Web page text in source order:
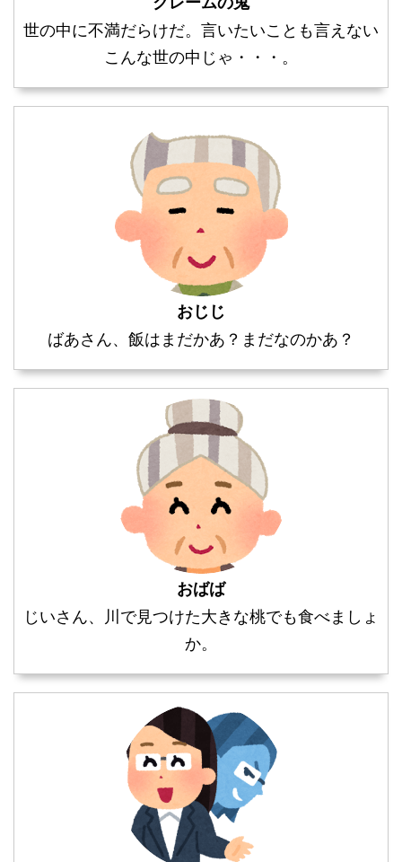
世の中に不満だらけだ。言いたいことも言えない
こんな世の中じゃ・・・。
おじじ
ばあさん、飯はまだかあ？まだなのかあ？
おばば
じいさん、川で見つけた大きな桃でも食べましょ
か。